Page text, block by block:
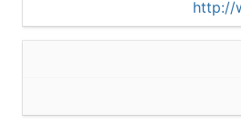
http://